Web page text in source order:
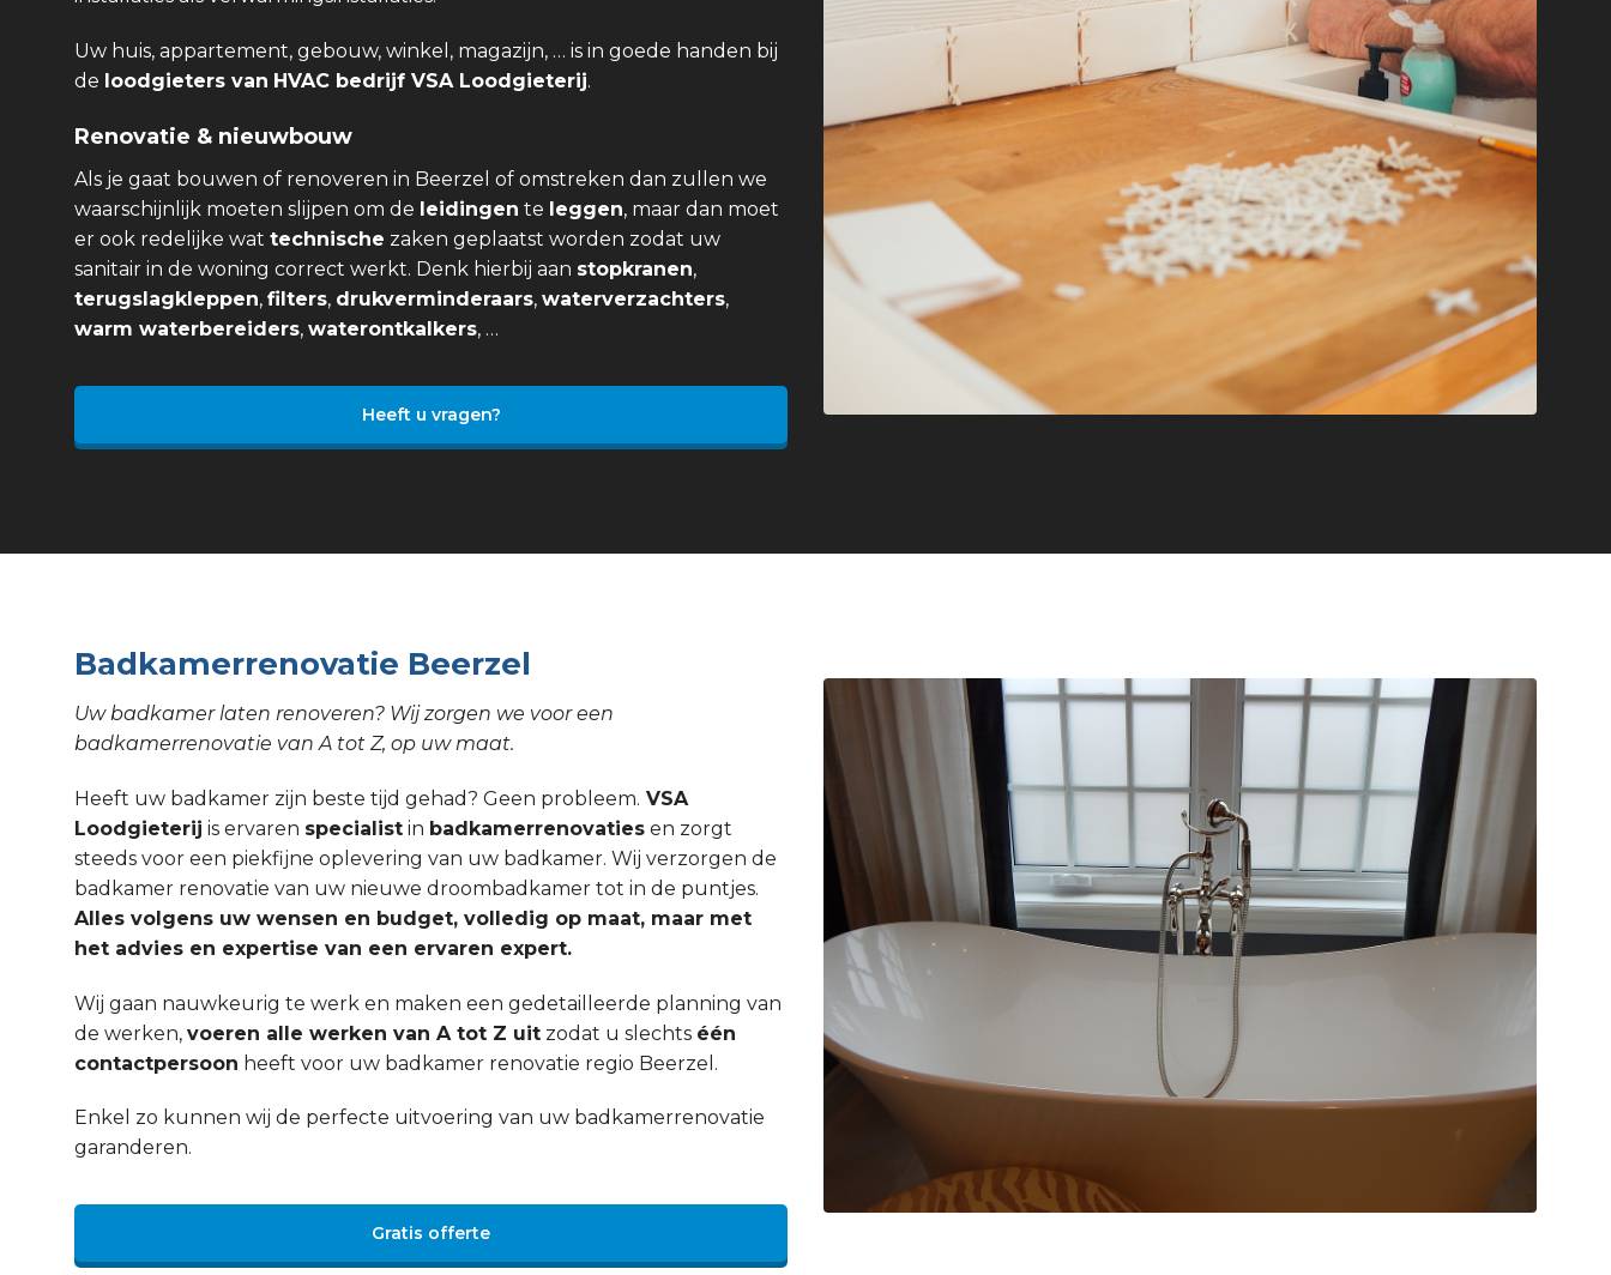
Uw huis, appartement, gebouw, winkel, magazijn, … is in goede handen bij
de loodgieters van HVAC bedrijf VSA Loodgieterij.
Renovatie & nieuwbouw
Als je gaat bouwen of renoveren in Beerzel of omstreken dan zullen we
waarschijnlijk moeten slijpen om de leidingen te leggen, maar dan moet
er ook redelijke wat technische zaken geplaatst worden zodat uw
sanitair in de woning correct werkt. Denk hierbij aan stopkranen,
terugslagkleppen, filters, drukverminderaars, waterverzachters,
warm waterbereiders, waterontkalkers, …
Heeft u vragen?
Badkamerrenovatie Beerzel
Uw badkamer laten renoveren? Wij zorgen we voor een
badkamerrenovatie van A tot Z, op uw maat.
Heeft uw badkamer zijn beste tijd gehad? Geen probleem. VSA
Loodgieterij is ervaren specialist in badkamerrenovaties en zorgt
steeds voor een piekfijne oplevering van uw badkamer. Wij verzorgen de
badkamer renovatie van uw nieuwe droombadkamer tot in de puntjes.
Alles volgens uw wensen en budget, volledig op maat, maar met
het advies en expertise van een ervaren expert.
Wij gaan nauwkeurig te werk en maken een gedetailleerde planning van
de werken, voeren alle werken van A tot Z uit zodat u slechts één
contactpersoon heeft voor uw badkamer renovatie regio Beerzel.
Enkel zo kunnen wij de perfecte uitvoering van uw badkamerrenovatie
garanderen.
Gratis offerte